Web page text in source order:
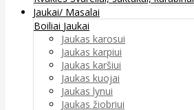
Jaukai/ Masalai
Boiliai Jaukai
Jaukas karosui
Jaukas karpiui
Jaukas karšiui
Jaukas kuojai
Jaukas lynui
Jaukas žiobriui